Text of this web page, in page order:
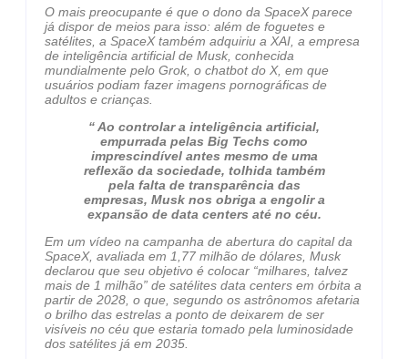
O mais preocupante é que o dono da SpaceX parece
já dispor de meios para isso: além de foguetes e
satélites, a SpaceX também adquiriu a XAI, a empresa
de inteligência artificial de Musk, conhecida
mundialmente pelo Grok, o chatbot do X, em que
usuários podiam fazer imagens pornográficas de
adultos e crianças.
“ Ao controlar a inteligência artificial,
empurrada pelas Big Techs como
imprescindível antes mesmo de uma
reflexão da sociedade, tolhida também
pela falta de transparência das
empresas, Musk nos obriga a engolir a
expansão de data centers até no céu.
Em um vídeo na campanha de abertura do capital da
SpaceX, avaliada em 1,77 milhão de dólares, Musk
declarou que seu objetivo é colocar “milhares, talvez
mais de 1 milhão” de satélites data centers em órbita a
partir de 2028, o que, segundo os astrônomos afetaria
o brilho das estrelas a ponto de deixarem de ser
visíveis no céu que estaria tomado pela luminosidade
dos satélites já em 2035.